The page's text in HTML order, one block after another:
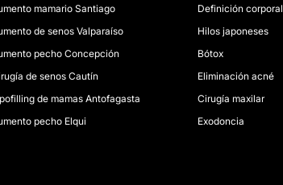
mamario Santiago
de senos Valparaíso
pecho Concepción
de senos Cautín
de mamas Antofagasta
pecho Elqui
Definición corporal
Hilos japoneses
Bótox
Eliminación acné
Cirugía maxilar
Exodoncia